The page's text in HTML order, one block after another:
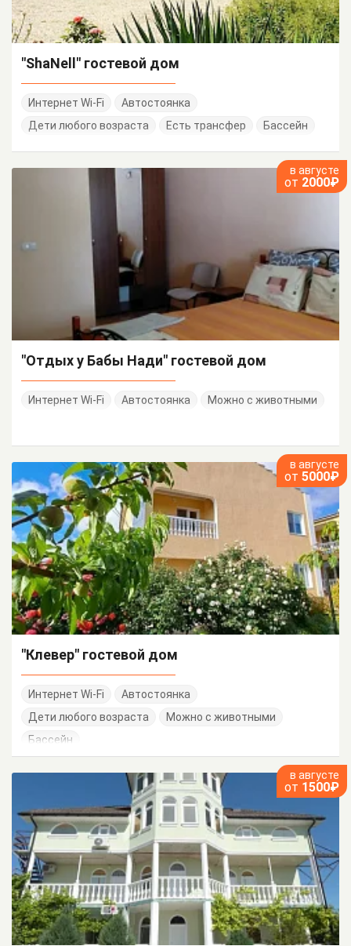
"ShaNell" гостевой дом
Интернет Wi-Fi
Автостоянка
Дети любого возраста
Есть трансфер Бассейн
в августе
от 2000₽
"Отдых у Бабы Нади" гостевой дом
Интернет Wi-Fi Автостоянка Можно с животными
в августе
от 5000₽
"Клевер" гостевой дом
Интернет Wi-Fi
Автостоянка
Дети любого возраста
Можно с животными
Бассейн
в августе
от 1500₽